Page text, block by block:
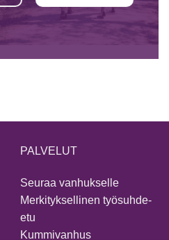
PALVELUT
Seuraa vanhukselle
Merkityksellinen työsuhde-
etu
Kummivanhus